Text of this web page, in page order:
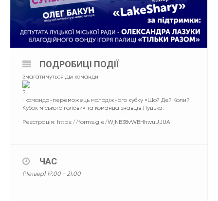
ПОДРОБИЦІ ПОДІЇ
Змагатимуться дві команди
: команда-переможець молодіжного кубку «Що? Де? Коли?
Кубок міського голови» та команда знавців Луцька.
Реєстрація: https://forms.gle/WjNB38vWBHhwuUJUA
ЧАС
(Четвер) 19:00 - 21:00